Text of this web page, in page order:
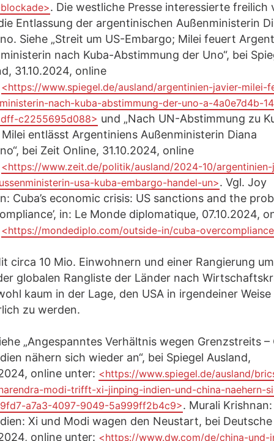
. Die westliche Presse interessierte freilich
Entlassung der argentinischen Außenministerin
Siehe „Streit um US-Embargo; Milei feuert
nach Kuba-Abstimmung der Uno“, bei
31.10.2024, online
<https://www.spiegel.de/ausland/argentinien-javier-milei-
nach-kuba-abstimmung-der-uno-a-4a0e7d4b-
c2255695d088> und „Nach UN-Abstimmung zu
entlässt Argentiniens Außenministerin Diana
bei Zeit Online, 31.10.2024, online
<https://www.zeit.de/politik/ausland/2024-10/argentinien-
usa-kuba-embargo-handel-un>. Vgl. Joy
Cuba’s economic crisis: US sanctions and the
in: Le Monde diplomatique, 07.10.2024,
<https://mondediplo.com/outside-in/cuba-
circa 10 Mio. Einwohnern und einer Rangierung
globalen Rangliste der Länder nach
kaum in der Lage, den USA in irgendeiner Weise
zu werden.
„Angespanntes Verhältnis wegen Grenzstreits –
nähern sich wieder an“, bei Spiegel Ausland,
online unter: <https://www.spiegel.de/ausland/
modi-trifft-xi-jinping-indien-und-china-naehern-
a7a3-4097-9049-5a999ff2b4c9>. Murali
Xi und Modi wagen den Neustart, bei Deutsche
online unter: <https://www.dw.com/de/china-und-